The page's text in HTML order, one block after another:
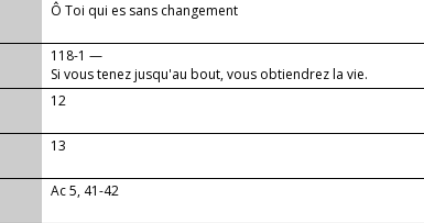
...
Ô Toi qui es sans changement
118-1 —
Si vous tenez jusqu'au bout, vous obtiendrez la vie.
12
13
Ac 5, 41-42